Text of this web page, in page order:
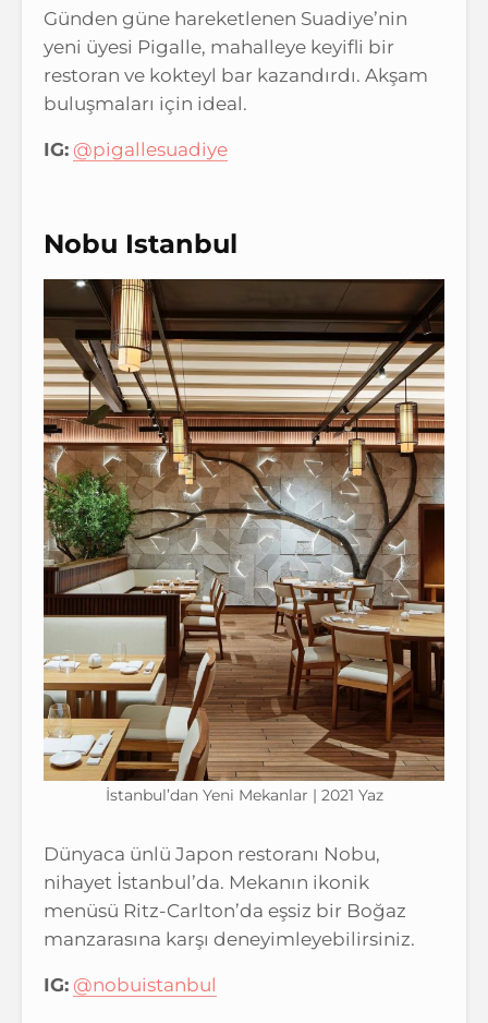
Günden güne hareketlenen Suadiye’nin
yeni üyesi Pigalle, mahalleye keyifli bir
restoran ve kokteyl bar kazandırdı. Akşam
buluşmaları için ideal.
IG: @pigallesuadiye
Nobu Istanbul
İstanbul’dan Yeni Mekanlar | 2021 Yaz
Dünyaca ünlü Japon restoranı Nobu,
nihayet İstanbul’da. Mekanın ikonik
menüsü Ritz-Carlton’da eşsiz bir Boğaz
manzarasına karşı deneyimleyebilirsiniz.
IG: @nobuistanbul